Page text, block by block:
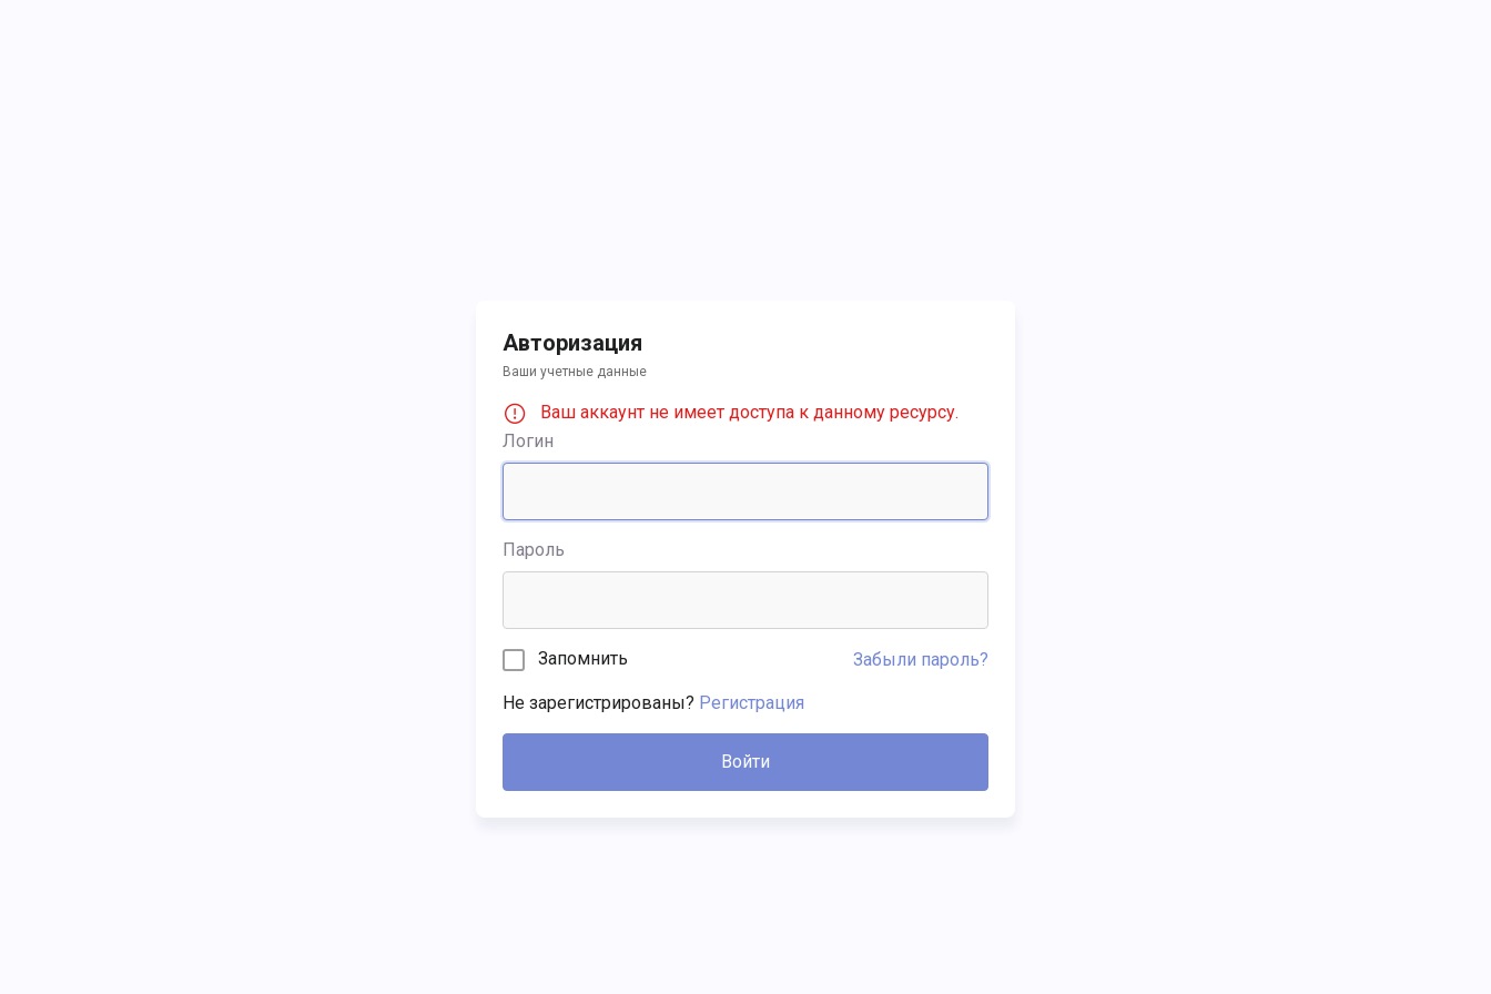
Авторизация
Ваши учетные данные
Ваш аккаунт не имеет доступа к данному ресурсу.
Логин
Пароль
Запомнить Забыли пароль?
Не зарегистрированы? Регистрация